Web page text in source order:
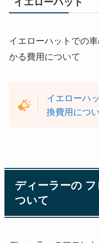
イエローハットでの
かる費用について
イエローハ
換費用につ
ディーラーの
ついて